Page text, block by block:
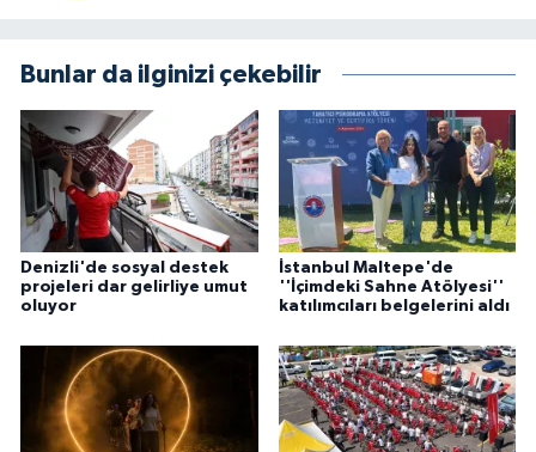
Bunlar da ilginizi çekebilir
Denizli'de sosyal destek
projeleri dar gelirliye umut
oluyor
İstanbul Maltepe'de
''İçimdeki Sahne Atölyesi''
katılımcıları belgelerini aldı